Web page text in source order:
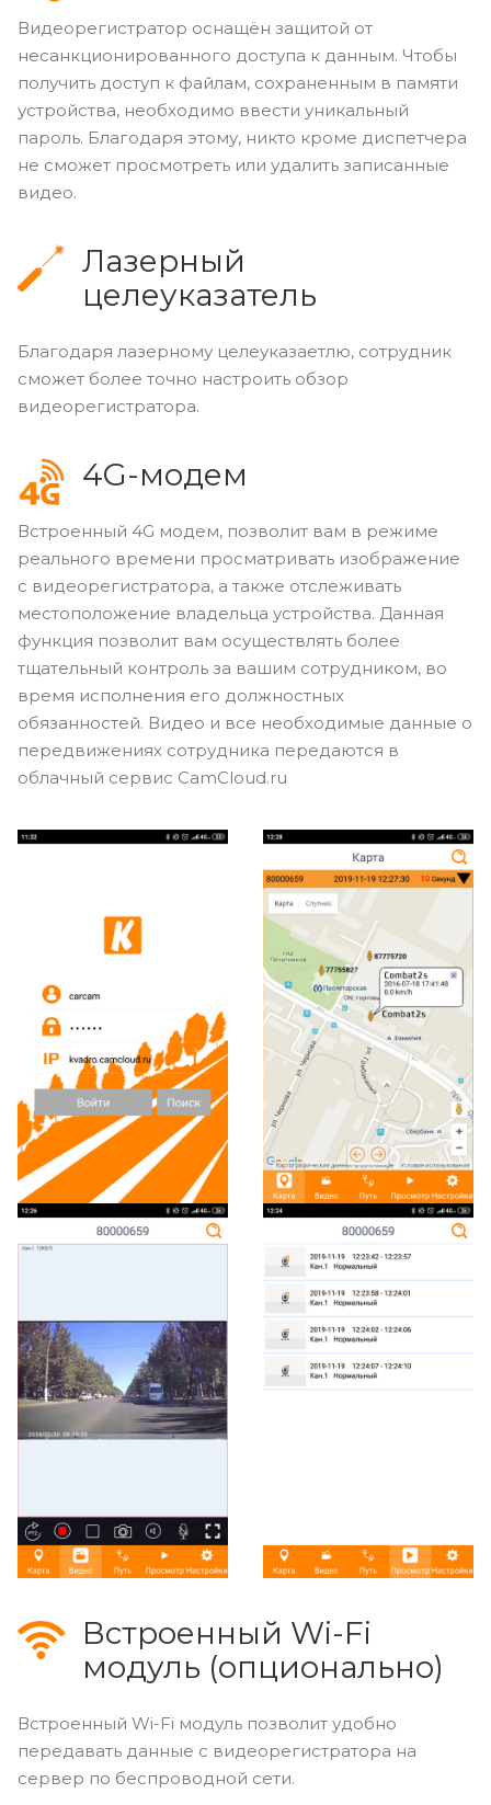
Видеорегистратор оснащён защитой от
несанкционированного доступа к данным. Чтобы
получить доступ к файлам, сохраненным в памяти
устройства, необходимо ввести уникальный
пароль. Благодаря этому, никто кроме диспетчера
не сможет просмотреть или удалить записанные
видео.
Лазерный
целеуказатель
Благодаря лазерному целеуказаетлю, сотрудник
сможет более точно настроить обзор
видеорегистратора.
4G-модем
Встроенный 4G модем, позволит вам в режиме
реального времени просматривать изображение
с видеорегистратора, а также отслеживать
местоположение владельца устройства. Данная
функция позволит вам осуществлять более
тщательный контроль за вашим сотрудником, во
время исполнения его должностных
обязанностей. Видео и все необходимые данные о
передвижениях сотрудника передаются в
облачный сервис CamСloud.ru
Встроенный Wi-Fi
модуль (опционально)
Встроенный Wi-Fi модуль позволит удобно
передавать данные с видеорегистратора на
сервер по беспроводной сети.